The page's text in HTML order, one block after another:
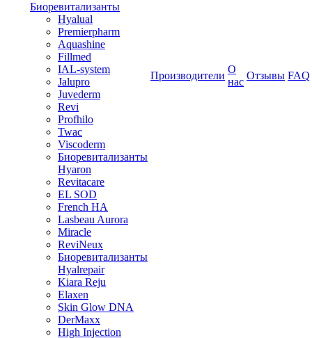
Биоревитализанты
Hyalual
Premierpharm
Aquashine
Fillmed
IAL-system
Jalupro
Juvederm
Revi
Profhilo
Twac
Viscoderm
Биоревитализанты
Hyaron
Revitacare
EL SOD
French HA
Lasbeau Aurora
Miracle
ReviNeux
Биоревитализанты
Hyalrepair
Kiara Reju
Elaxen
Skin Glow DNA
DerMaxx
High Injection
Производители
О
нас
Отзывы FAQ